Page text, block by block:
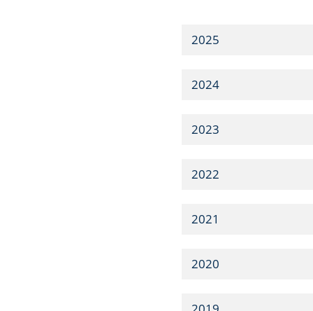
2025
2024
2023
2022
2021
2020